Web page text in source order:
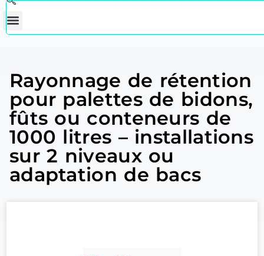
Rayonnage de rétention
pour palettes de bidons,
fûts ou conteneurs de
1000 litres – installations
sur 2 niveaux ou
adaptation de bacs